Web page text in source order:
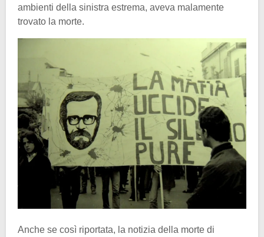
ambienti della sinistra estrema, aveva malamente
trovato la morte.
Anche se così riportata, la notizia della morte di